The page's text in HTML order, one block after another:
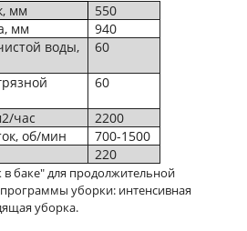
мм
550
мм
940
воды,
60
60
час
2200
об/мин
700-1500
220
в баке" для продолжительной
уборки: интенсивная
уборка.